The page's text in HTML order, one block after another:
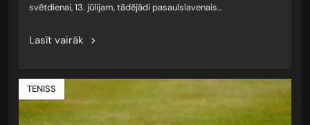
svētdienai, 13. jūlijam, tādējādi pasaulslavenais…
Lasīt vairāk
TENISS